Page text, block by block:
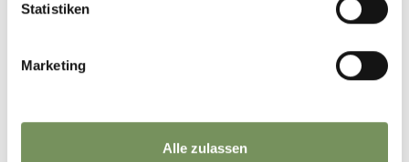
Statistiken
Marketing
Alle zulassen
MOAR AM ORT
Via Scena 6 39017 Scena